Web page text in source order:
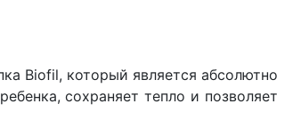
Biofil, который является абсолютно
сохраняет тепло и позволяет